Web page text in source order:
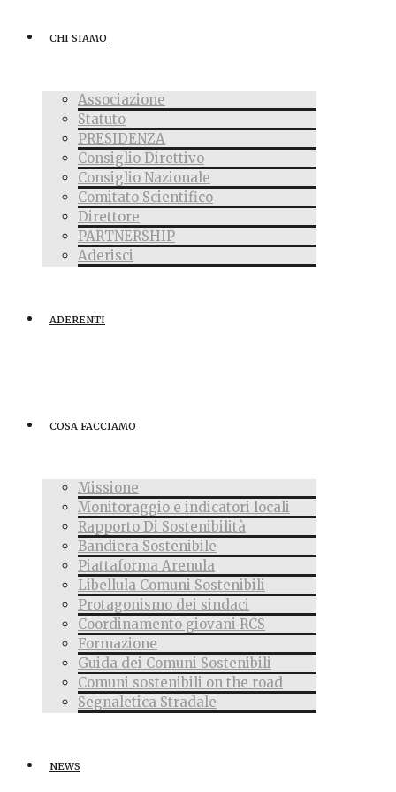
CHI SIAMO
Associazione
Statuto
PRESIDENZA
Consiglio Direttivo
Consiglio Nazionale
Comitato Scientifico
Direttore
PARTNERSHIP
Aderisci
ADERENTI
COSA FACCIAMO
Missione
Monitoraggio e indicatori locali
Rapporto Di Sostenibilità
Bandiera Sostenibile
Piattaforma Arenula
Libellula Comuni Sostenibili
Protagonismo dei sindaci
Coordinamento giovani RCS
Formazione
Guida dei Comuni Sostenibili
Comuni sostenibili on the road
Segnaletica Stradale
NEWS